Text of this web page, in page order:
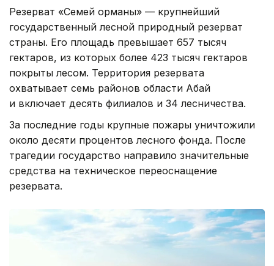
Резерват «Семей орманы» — крупнейший
государственный лесной природный резерват
страны. Его площадь превышает 657 тысяч
гектаров, из которых более 423 тысяч гектаров
покрыты лесом. Территория резервата
охватывает семь районов области Абай
и включает десять филиалов и 34 лесничества.
За последние годы крупные пожары уничтожили
около десяти процентов лесного фонда. После
трагедии государство направило значительные
средства на техническое переоснащение
резервата.